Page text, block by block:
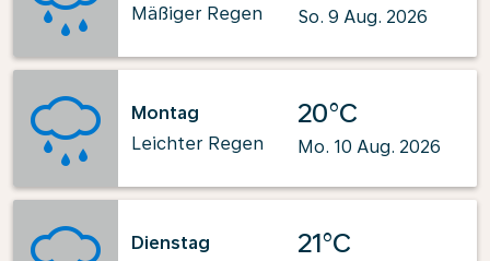
Mäßiger Regen
So. 9 Aug. 2026
Montag
Leichter Regen
20°C
Mo. 10 Aug. 2026
Dienstag
21°C